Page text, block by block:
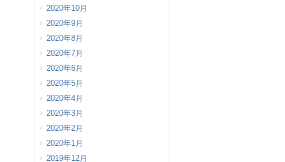
2020年10月
2020年9月
2020年8月
2020年7月
2020年6月
2020年5月
2020年4月
2020年3月
2020年2月
2020年1月
2019年12月